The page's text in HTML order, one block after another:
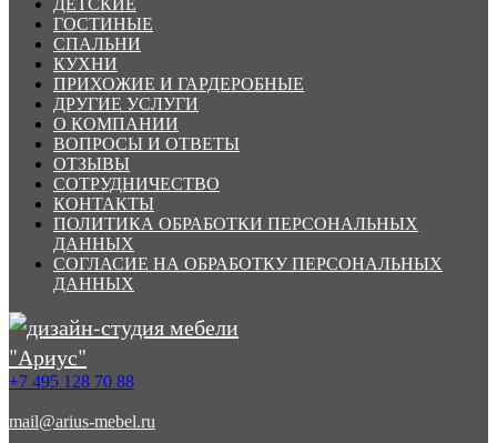
ГОСТИНЫЕ
СПАЛЬНИ
КУХНИ
ПРИХОЖИЕ И ГАРДЕРОБНЫЕ
ДРУГИЕ УСЛУГИ
О КОМПАНИИ
ВОПРОСЫ И ОТВЕТЫ
ОТЗЫВЫ
СОТРУДНИЧЕСТВО
КОНТАКТЫ
ПОЛИТИКА ОБРАБОТКИ ПЕРСОНАЛЬНЫХ
ДАННЫХ
СОГЛАСИЕ НА ОБРАБОТКУ ПЕРСОНАЛЬНЫХ
ДАННЫХ
+7 495 128 70 88
mail@arius-mebel.ru